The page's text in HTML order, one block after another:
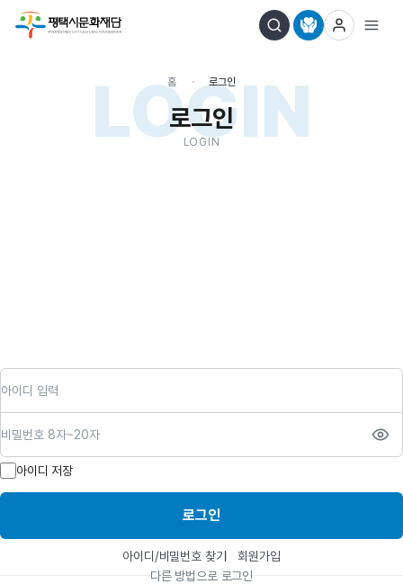
LOGIN
홈 로그인
로그인
LOGIN
아이디 저장
로그인
아이디/비밀번호 찾기
회원가입
다른 방법으로 로그인